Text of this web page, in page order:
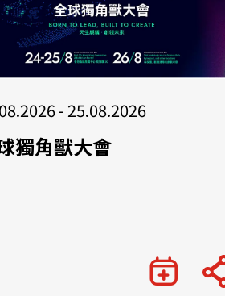
- 25.08.2026
獨角獸大會